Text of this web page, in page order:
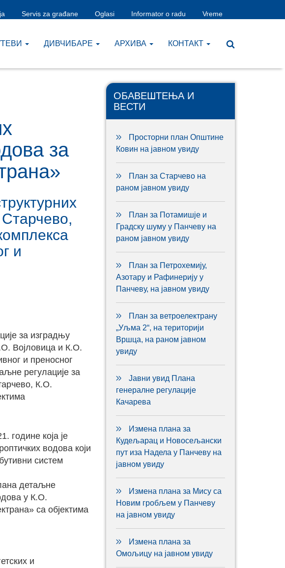
Servis za građane Oglasi Informator o radu Vreme
ДИВЧИБАРЕ AРХИВА КОНТАКТ
за
Старчево,
и
за изградњу
Војловица и К.О.
и преносног
регулације за
К.О.
године која је
водова који
систем
детаљне
у К.О.
са објектима
и
ОБАВЕШТЕЊА И
ВЕСТИ
Просторни план Општине
Ковин на јавном увиду
План за Старчево на
раном јавном увиду
План за Потамишје и
Градску шуму у Панчеву на
раном јавном увиду
План за Петрохемију,
Азотару и Рафинерију у
Панчеву, на јавном увиду
План за ветроелектрану
„Уљма 2“, на територији
Вршца, на раном јавном
увиду
Јавни увид Плана
генералне регулације
Качарева
Измена плана за
Кудељарац и Новосељански
пут иза Надела у Панчеву на
јавном увиду
Измена плана за Мису са
Новим гробљем у Панчеву
на јавном увиду
Измена плана за
Омољицу на јавном увиду